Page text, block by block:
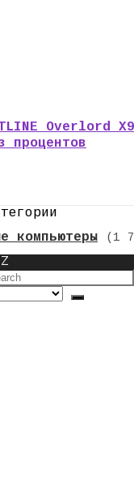
Overlord
процентов
компьютеры
(1